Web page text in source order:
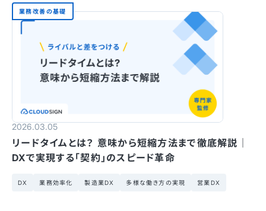
業務改善の基礎
2026.03.05
リードタイムとは？ 意味から短縮方法まで徹底解説｜
DXで実現する「契約」のスピード革命
DX 業務効率化 製造業DX 多様な働き方の実現 営業DX